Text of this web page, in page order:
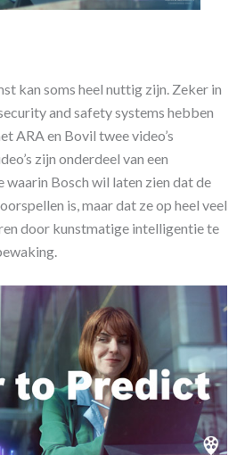
kan soms heel nuttig zijn. Zeker in
and safety systems hebben
ARA en Bovil twee video’s
zijn onderdeel van een
Bosch wil laten zien dat de
is, maar dat ze op heel veel
door kunstmatige intelligentie te